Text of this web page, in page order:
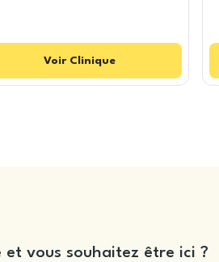
Voir Clinique
et vous souhaitez être ici ?